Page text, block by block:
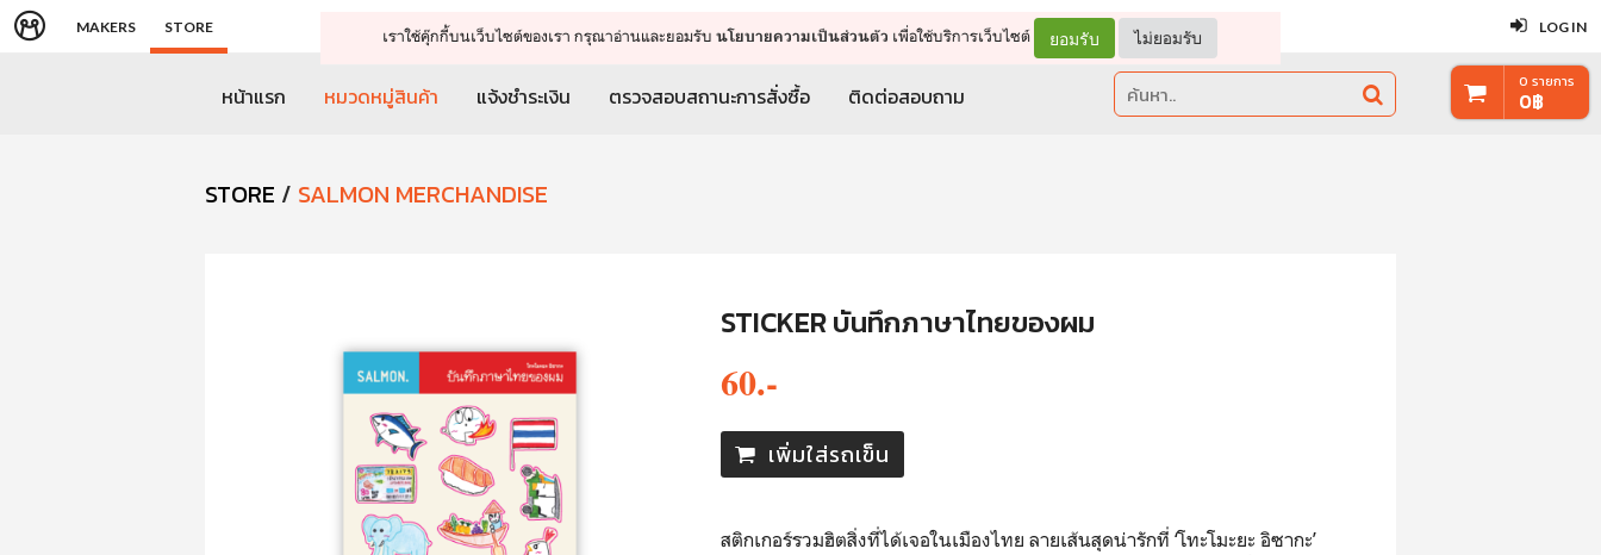
ปิด
จัดการรถเข็น ดำเนินการต่อ
MAKERS STORE LOG IN
เราใช้คุ๊กกี้บนเว็บไซต์ของเรา กรุณาอ่านและยอมรับนโยบายความเป็นส่วนตัว เพื่อใช้บริการเว็บไซต์ ยอมรับ ไม่ยอมรับ
หน้าแรก หมวดหมู่สินค้า แจ้งชำระเงิน ตรวจสอบสถานะการสั่งซื้อ ติดต่อสอบถาม
0 รายการ
0฿
STORE / SALMON MERCHANDISE
STICKER บันทึกภาษาไทยของผม
60.-
เพิ่มใส่รถเข็น
สติกเกอร์รวมฮิตสิ่งที่ได้เจอในเมืองไทย ลายเส้นสุดน่ารักที่ ‘โทะโมะยะ อิซากะ’